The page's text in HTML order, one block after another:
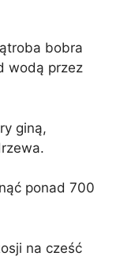
bobra
wodą przez
giną,
ponad 700
na cześć